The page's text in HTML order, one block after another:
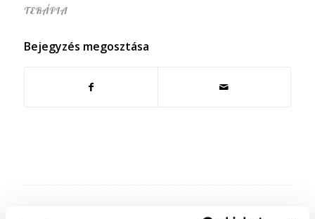
TERÁPIA
Bejegyzés megosztása